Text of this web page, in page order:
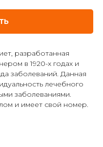
разработанная
в 1920-х годах и
заболеваний. Данная
лечебного
заболеваниями.
и имеет свой номер.